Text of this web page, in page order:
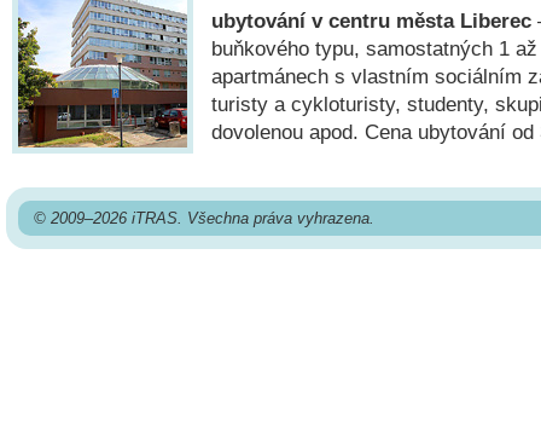
ubytování v centru města Liberec
buňkového typu, samostatných 1
apartmánech s vlastním sociálním
turisty a cykloturisty, studenty,
dovolenou apod. Cena ubytování
© 2009–2026 iTRAS. Všechna práva vyhrazena.